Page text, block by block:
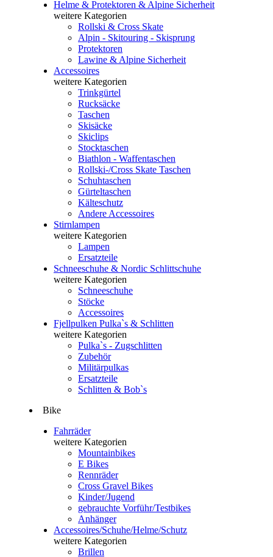
Helme & Protektoren & Alpine Sicherheit
weitere Kategorien
Rollski & Cross Skate
Alpin - Skitouring - Skisprung
Protektoren
Lawine & Alpine Sicherheit
Accessoires
weitere Kategorien
Trinkgürtel
Rucksäcke
Taschen
Skisäcke
Skiclips
Stocktaschen
Biathlon - Waffentaschen
Rollski-/Cross Skate Taschen
Schuhtaschen
Gürteltaschen
Kälteschutz
Andere Accessoires
Stirnlampen
weitere Kategorien
Lampen
Ersatzteile
Schneeschuhe & Nordic Schlittschuhe
weitere Kategorien
Schneeschuhe
Stöcke
Accessoires
Fjellpulken Pulka`s & Schlitten
weitere Kategorien
Pulka`s - Zugschlitten
Zubehör
Militärpulkas
Ersatzteile
Schlitten & Bob`s
Bike
Fahrräder
weitere Kategorien
Mountainbikes
E Bikes
Rennräder
Cross Gravel Bikes
Kinder/Jugend
gebrauchte Vorführ/Testbikes
Anhänger
Accessoires/Schuhe/Helme/Schutz
weitere Kategorien
Brillen